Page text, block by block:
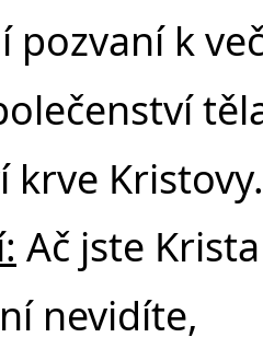
pozvaní k
krve Kristovy.
Ač jste
nevidíte,